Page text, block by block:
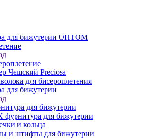
для бижутерии ОПТОМ
Чешский Preciosa
для бисероплетения
для бижутерии
для бижутерии
фурнитура для бижутерии
и кольца
и штифты для бижутерии